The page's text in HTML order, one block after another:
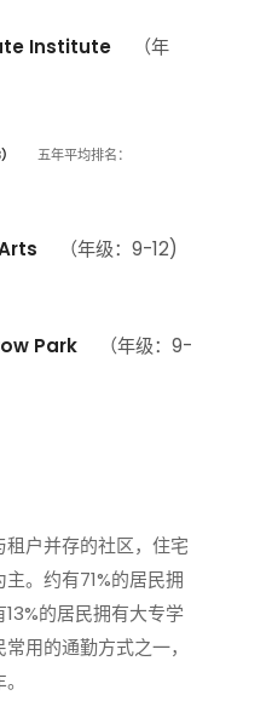
Institute
（年
五年平均排名：
（年级：9-12)
Park
（年级：9-
户并存的社区，住宅
。约有71%的居民拥
的居民拥有大专学
用的通勤方式之一，